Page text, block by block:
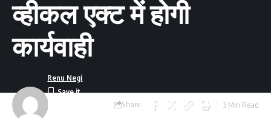
व्हीकल एक्ट में होगी
कार्यवाही
Last updated:
Renu Negi
Share 3 Min Read